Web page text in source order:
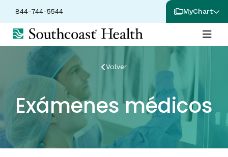
844-744-5544 MyChart
Volver
Exámenes médicos